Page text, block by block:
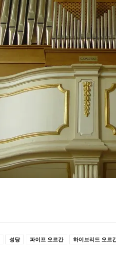
성당 파이프 오르간 하이브리드 오르